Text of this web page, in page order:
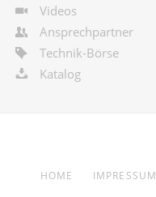
Videos
Ansprechpartner
Technik-Börse
Katalog
NAVIGATION
HOME IMPRESSUM